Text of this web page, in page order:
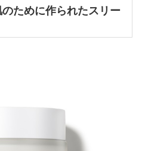
ために作られたスリー